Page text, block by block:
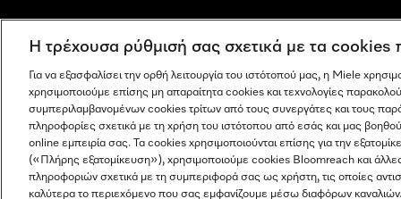
Η εταιρεία μας Όροι και Προϋποθέσεις Προστασία
Η τρέχουσα ρύθμισή σας σχετικά με τα
Για να εξασφαλίσει την ορθή λειτουργία του ιστότοπού μας, η Miele
χρησιμοποιούμε επίσης μη απαραίτητα cookies και τεχνολογίες
συμπεριλαμβανομένων cookies τρίτων από τους συνεργάτες και τους
πληροφορίες σχετικά με τη χρήση του ιστότοπου από εσάς και μας
online εμπειρία σας. Τα cookies χρησιμοποιούνται επίσης για την
(«Πλήρης εξατομίκευση»), χρησιμοποιούμε cookies Bloomreach και
πληροφοριών σχετικά με τη συμπεριφορά σας ως χρήστη, τις οποίες
καλύτερα το περιεχόμενο που σας εμφανίζουμε μέσω διαφόρων